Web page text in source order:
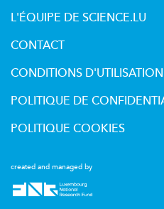
created and managed by
L'ÉQUIPE DE SCIENCE.LU
CONTACT
CONDITIONS D'UTILISATION
POLITIQUE DE
POLITIQUE COOKIES